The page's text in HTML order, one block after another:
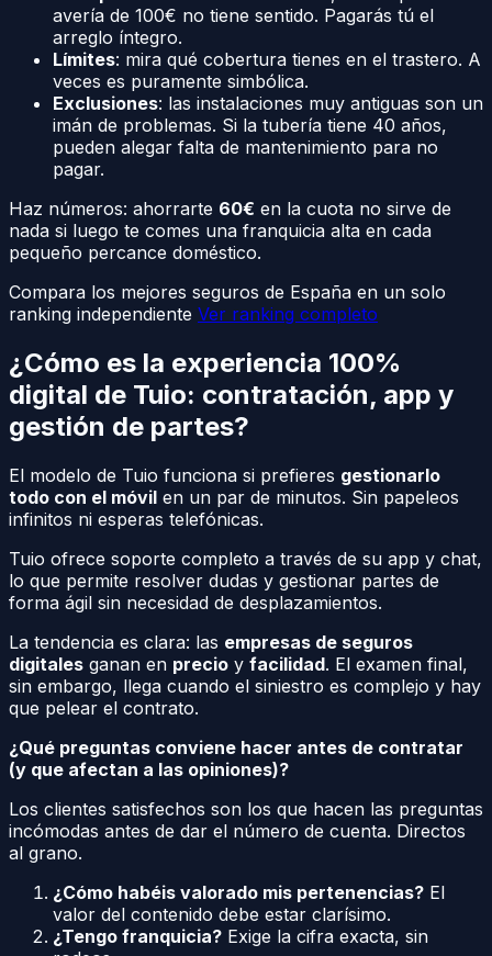
avería de 100€ no tiene sentido. Pagarás tú el
arreglo íntegro.
Límites: mira qué cobertura tienes en el trastero. A
veces es puramente simbólica.
Exclusiones: las instalaciones muy antiguas son un
imán de problemas. Si la tubería tiene 40 años,
pueden alegar falta de mantenimiento para no
pagar.
Haz números: ahorrarte 60€ en la cuota no sirve de
nada si luego te comes una franquicia alta en cada
pequeño percance doméstico.
Compara los mejores seguros de España en un solo
ranking independiente Ver ranking completo
¿Cómo es la experiencia 100%
digital de Tuio: contratación, app y
gestión de partes?
El modelo de Tuio funciona si prefieres gestionarlo
todo con el móvil en un par de minutos. Sin papeleos
infinitos ni esperas telefónicas.
Tuio ofrece soporte completo a través de su app y chat,
lo que permite resolver dudas y gestionar partes de
forma ágil sin necesidad de desplazamientos.
La tendencia es clara: las empresas de seguros
digitales ganan en precio y facilidad. El examen final,
sin embargo, llega cuando el siniestro es complejo y hay
que pelear el contrato.
¿Qué preguntas conviene hacer antes de contratar
(y que afectan a las opiniones)?
Los clientes satisfechos son los que hacen las preguntas
incómodas antes de dar el número de cuenta. Directos
al grano.
¿Cómo habéis valorado mis pertenencias? El
valor del contenido debe estar clarísimo.
¿Tengo franquicia? Exige la cifra exacta, sin